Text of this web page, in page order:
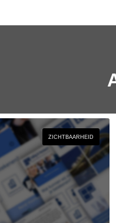
ZICHTBAARHEID